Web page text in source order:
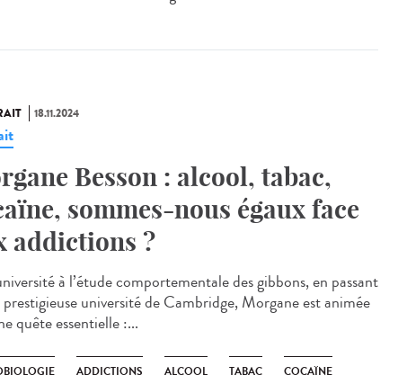
18.11.2024
Besson : alcool, tabac,
sommes-nous égaux face
addictions ?
à l’étude comportementale des gibbons, en passant
université de Cambridge, Morgane est animée
quête essentielle :...
ADDICTIONS ALCOOL TABAC COCAÏNE